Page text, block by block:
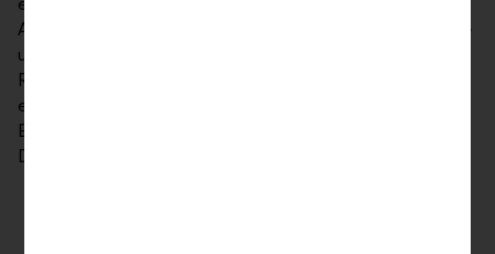
Aktivierung LLB Banking App) zu erhalten senden Sie
uns ihre Kontaktdaten (Firma, Nachname, Vorname,
Redirect-URL, E-Mail-Adresse). Anschliessend
erhalten sie einen individuellen Zugang auf unsere
Entwicklungsumgebung und können die erwähnten
Dienstleistungen testen.